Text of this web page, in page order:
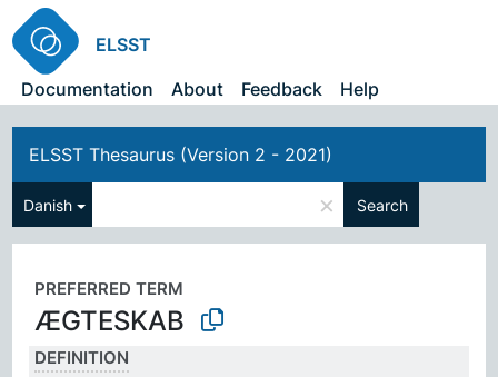
ELSST
Documentation
About Feedback Help
ELSST Thesaurus (Version 2 - 2021)
Danish × Search
PREFERRED TERM
ÆGTESKAB
DEFINITION